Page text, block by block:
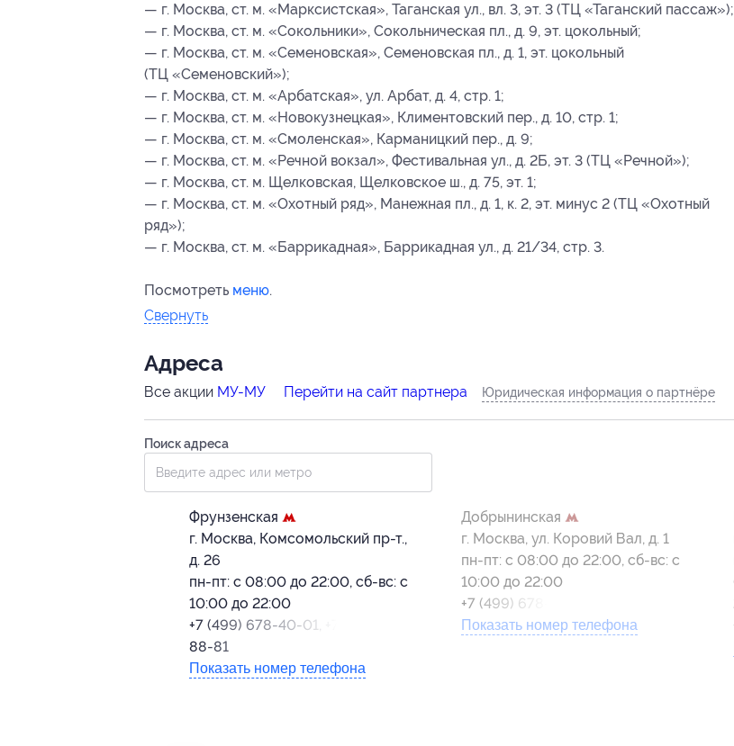
— г. Москва, ст. м. «Марксистская», Таганская ул., вл. 3, эт. 3 (ТЦ «Таганский пассаж»);
— г. Москва, ст. м. «Сокольники», Сокольническая пл., д. 9, эт. цокольный;
— г. Москва, ст. м. «Семеновская», Семеновская пл., д. 1, эт. цокольный
(ТЦ «Семеновский»);
— г. Москва, ст. м. «Арбатская», ул. Арбат, д. 4, стр. 1;
— г. Москва, ст. м. «Новокузнецкая», Климентовский пер., д. 10, стр. 1;
— г. Москва, ст. м. «Смоленская», Карманицкий пер., д. 9;
— г. Москва, ст. м. «Речной вокзал», Фестивальная ул., д. 2Б, эт. 3 (ТЦ «Речной»);
— г. Москва, ст. м. Щелковская, Щелковское ш., д. 75, эт. 1;
— г. Москва, ст. м. «Охотный ряд», Манежная пл., д. 1, к. 2, эт. минус 2 (ТЦ «Охотный
ряд»);
— г. Москва, ст. м. «Баррикадная», Баррикадная ул., д. 21/34, стр. 3.
Посмотреть меню.
Свернуть
Адресa
Все акции МУ-МУ Перейти на сайт партнера Юридическая информация о партнёре
Поиск адреса
Фрунзенская
г. Москва, Комсомольский пр-т.,
д. 26
пн-пт: с 08:00 до 22:00, сб-вс: с
10:00 до 22:00
+7 (499) 678-40-01, +7 (985) 178-
88-81
Показать номер телефона
Добрынинская
г. Москва, ул. Коровий Вал, д. 1
пн-пт: с 08:00 до 22:00, сб-вс: с
10:00 до 22:00
+7 (499) 678-40-06
Показать номер телефона